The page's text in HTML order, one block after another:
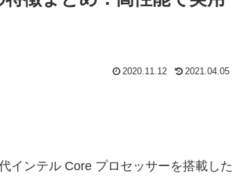
2020.11.12 2021.04.05
インテル Core プロセッサーを搭載した